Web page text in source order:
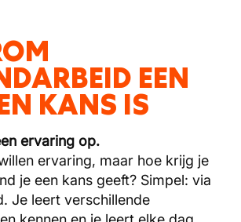
EEN
KANS IS
ervaring op.
ervaring, maar hoe krijg je
je een kans geeft? Simpel: via
Je leert verschillende